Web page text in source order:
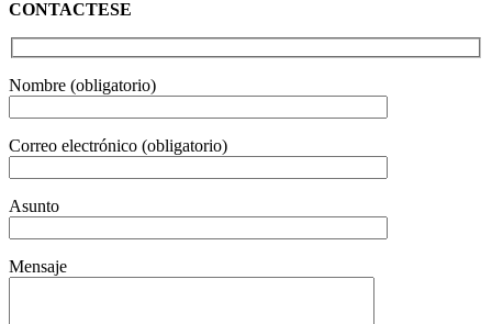
CONTACTESE
Nombre (obligatorio)
Correo electrónico (obligatorio)
Asunto
Mensaje